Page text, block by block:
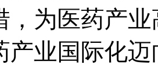
，为医药产
产业国际化